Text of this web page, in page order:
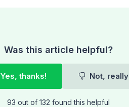
Was this article helpful?
Yes, thanks! Not, really
93 out of 132 found this helpful